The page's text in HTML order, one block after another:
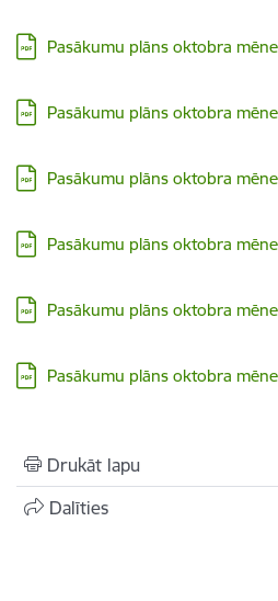
Lejupielādēt:
Pasākumu plāns oktobra
Lejupielādēt:
Pasākumu plāns oktobra
Lejupielādēt:
Pasākumu plāns oktobra
Lejupielādēt:
Pasākumu plāns oktobra
Lejupielādēt:
Pasākumu plāns oktobra
Lejupielādēt:
Pasākumu plāns oktobra
Drukāt lapu
Dalīties